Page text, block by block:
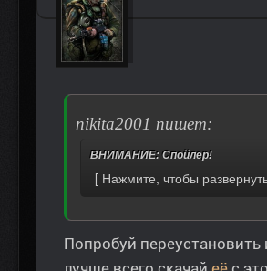
nikita2001 пишет:
ВНИМАНИЕ: Спойлер!
Попробуй переустановить